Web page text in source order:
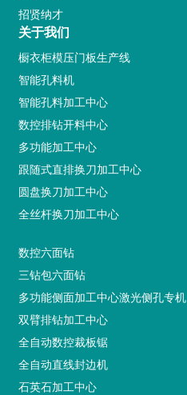
招贤纳才
关于我们
橱衣柜模压门板生产线
智能孔料机
智能孔料加工中心
数控排钻开料中心
多功能加工中心
跟随式直排换刀加工中心
圆盘换刀加工中心
全丝杆换刀加工中心
数控六面钻
三钻包六面钻
多功能侧面加工中心激光侧孔专机
双臂排钻加工中心
全自动数控裁板锯
全自动直线封边机
石英石加工中心